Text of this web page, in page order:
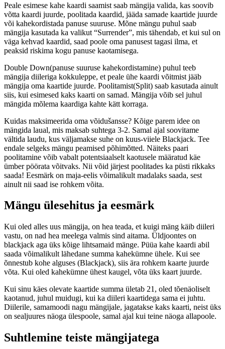
Peale esimese kahe kaardi saamist saab mängija valida, kas soovib
võtta kaardi juurde, poolitada kaardid, jääda samade kaartide juurde
või kahekordistada panuse suuruse. Mõne mängu puhul saab
mängija kasutada ka valikut “Surrender”, mis tähendab, et kui sul on
väga kehvad kaardid, saad poole oma panusest tagasi ilma, et
peaksid riskima kogu panuse kaotamisega.
Double Down(panuse suuruse kahekordistamine) puhul teeb
mängija diileriga kokkuleppe, et peale ühe kaardi võitmist jääb
mängija oma kaartide juurde. Poolitamist(Split) saab kasutada ainult
siis, kui esimesed kaks kaarti on samad. Mängija võib sel juhul
mängida mõlema kaardiga kahte kätt korraga.
Kuidas maksimeerida oma võidušansse? Kõige parem idee on
mängida laual, mis maksab suhtega 3-2. Samal ajal soovitame
vältida laudu, kus väljamakse suhe on kuus-viiele Blackjack. Tee
endale selgeks mängu peamised põhimõtted. Näiteks paari
poolitamine võib vabalt potentsiaalselt kaotusele määratud käe
ümber pöörata võitvaks. Nii võid järjest poolitades ka püsti rikkaks
saada! Eesmärk on maja-eelis võimalikult madalaks saada, sest
ainult nii saad ise rohkem võita.
Mängu ülesehitus ja eesmärk
Kui oled alles uus mängija, on hea teada, et kuigi mäng käib diileri
vastu, on nad hea meelega valmis sind aitama. Üldjoontes on
blackjack aga üks kõige lihtsamaid mänge. Püüa kahe kaardi abil
saada võimalikult lähedane summa kahekümne ühele. Kui see
õnnestub kohe alguses (Blackjack), siis ära rohkem kaarte juurde
võta. Kui oled kahekümne ühest kaugel, võta üks kaart juurde.
Kui sinu käes olevate kaartide summa ületab 21, oled tõenäoliselt
kaotanud, juhul muidugi, kui ka diileri kaartidega sama ei juhtu.
Diilerile, samamoodi nagu mängijale, jagatakse kaks kaarti, neist üks
on sealjuures näoga ülespoole, samal ajal kui teine näoga allapoole.
Suhtlemine teiste mängijatega